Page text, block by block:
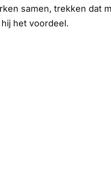
samen, trekken dat
het voordeel.